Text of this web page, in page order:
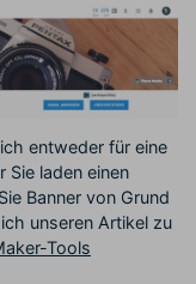
entweder für eine
Sie laden einen
Banner von Grund
unseren Artikel zu
Tools